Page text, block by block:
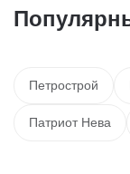
Петрострой
Патриот Нева